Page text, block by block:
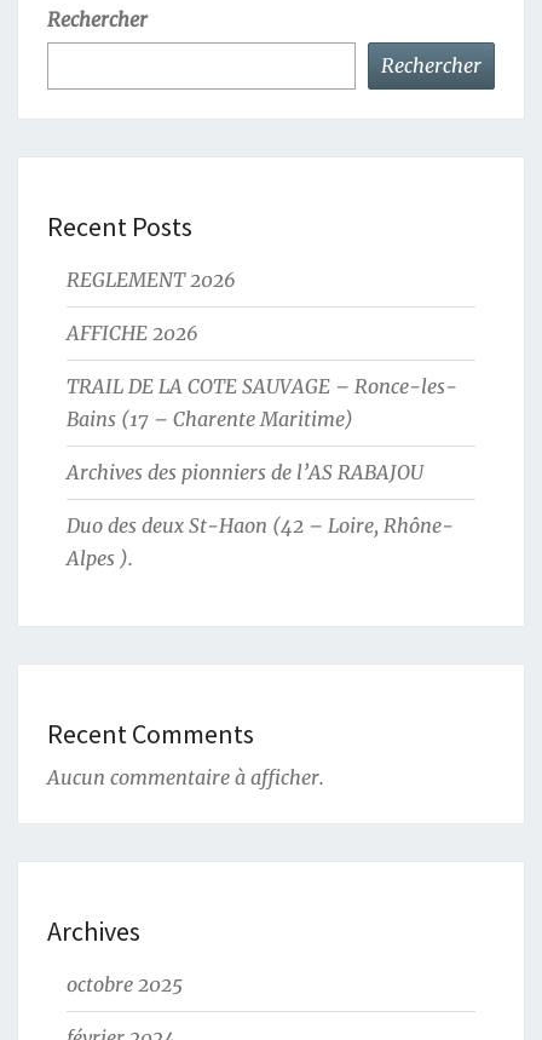
Rechercher
Rechercher
Recent Posts
REGLEMENT 2026
AFFICHE 2026
TRAIL DE LA COTE SAUVAGE – Ronce-les-
Bains (17 – Charente Maritime)
Archives des pionniers de l’AS RABAJOU
Duo des deux St-Haon (42 – Loire, Rhône-
Alpes ).
Recent Comments
Aucun commentaire à afficher.
Archives
octobre 2025